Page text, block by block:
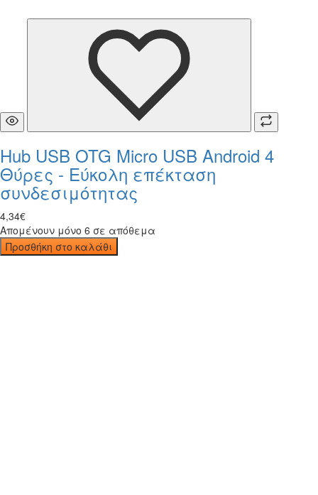
Hub USB OTG Micro USB Android 4
Θύρες - Εύκολη επέκταση
συνδεσιμότητας
4,34€
Απομένουν μόνο 6 σε απόθεμα
Προσθήκη στο καλάθι